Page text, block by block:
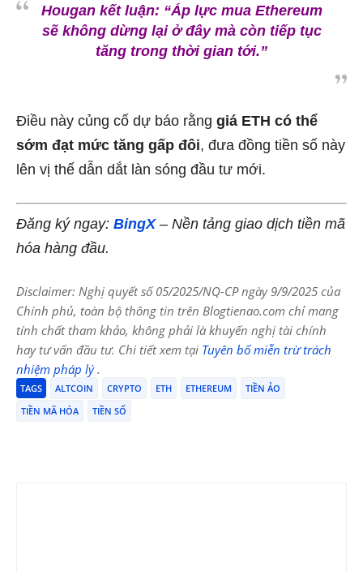
Hougan kết luận: “Áp lực mua Ethereum
sẽ không dừng lại ở đây mà còn tiếp tục
tăng trong thời gian tới.”
Điều này củng cố dự báo rằng giá ETH có thể
sớm đạt mức tăng gấp đôi, đưa đồng tiền số này
lên vị thế dẫn dắt làn sóng đầu tư mới.
Đăng ký ngay: BingX– Nền tảng giao dịch tiền mã
hóa hàng đầu.
Disclaimer: Nghị quyết số 05/2025/NQ-CP ngày 9/9/2025 của
Chính phủ, toàn bộ thông tin trên Blogtienao.com chỉ mang
tính chất tham khảo, không phải là khuyến nghị tài chính
hay tư vấn đầu tư. Chi tiết xem tại Tuyên bố miễn trừ trách
nhiệm pháp lý.
TAGS ALTCOIN CRYPTO ETH ETHEREUM
TIỀN ẢO
TIỀN MÃ HÓA
TIỀN SỐ